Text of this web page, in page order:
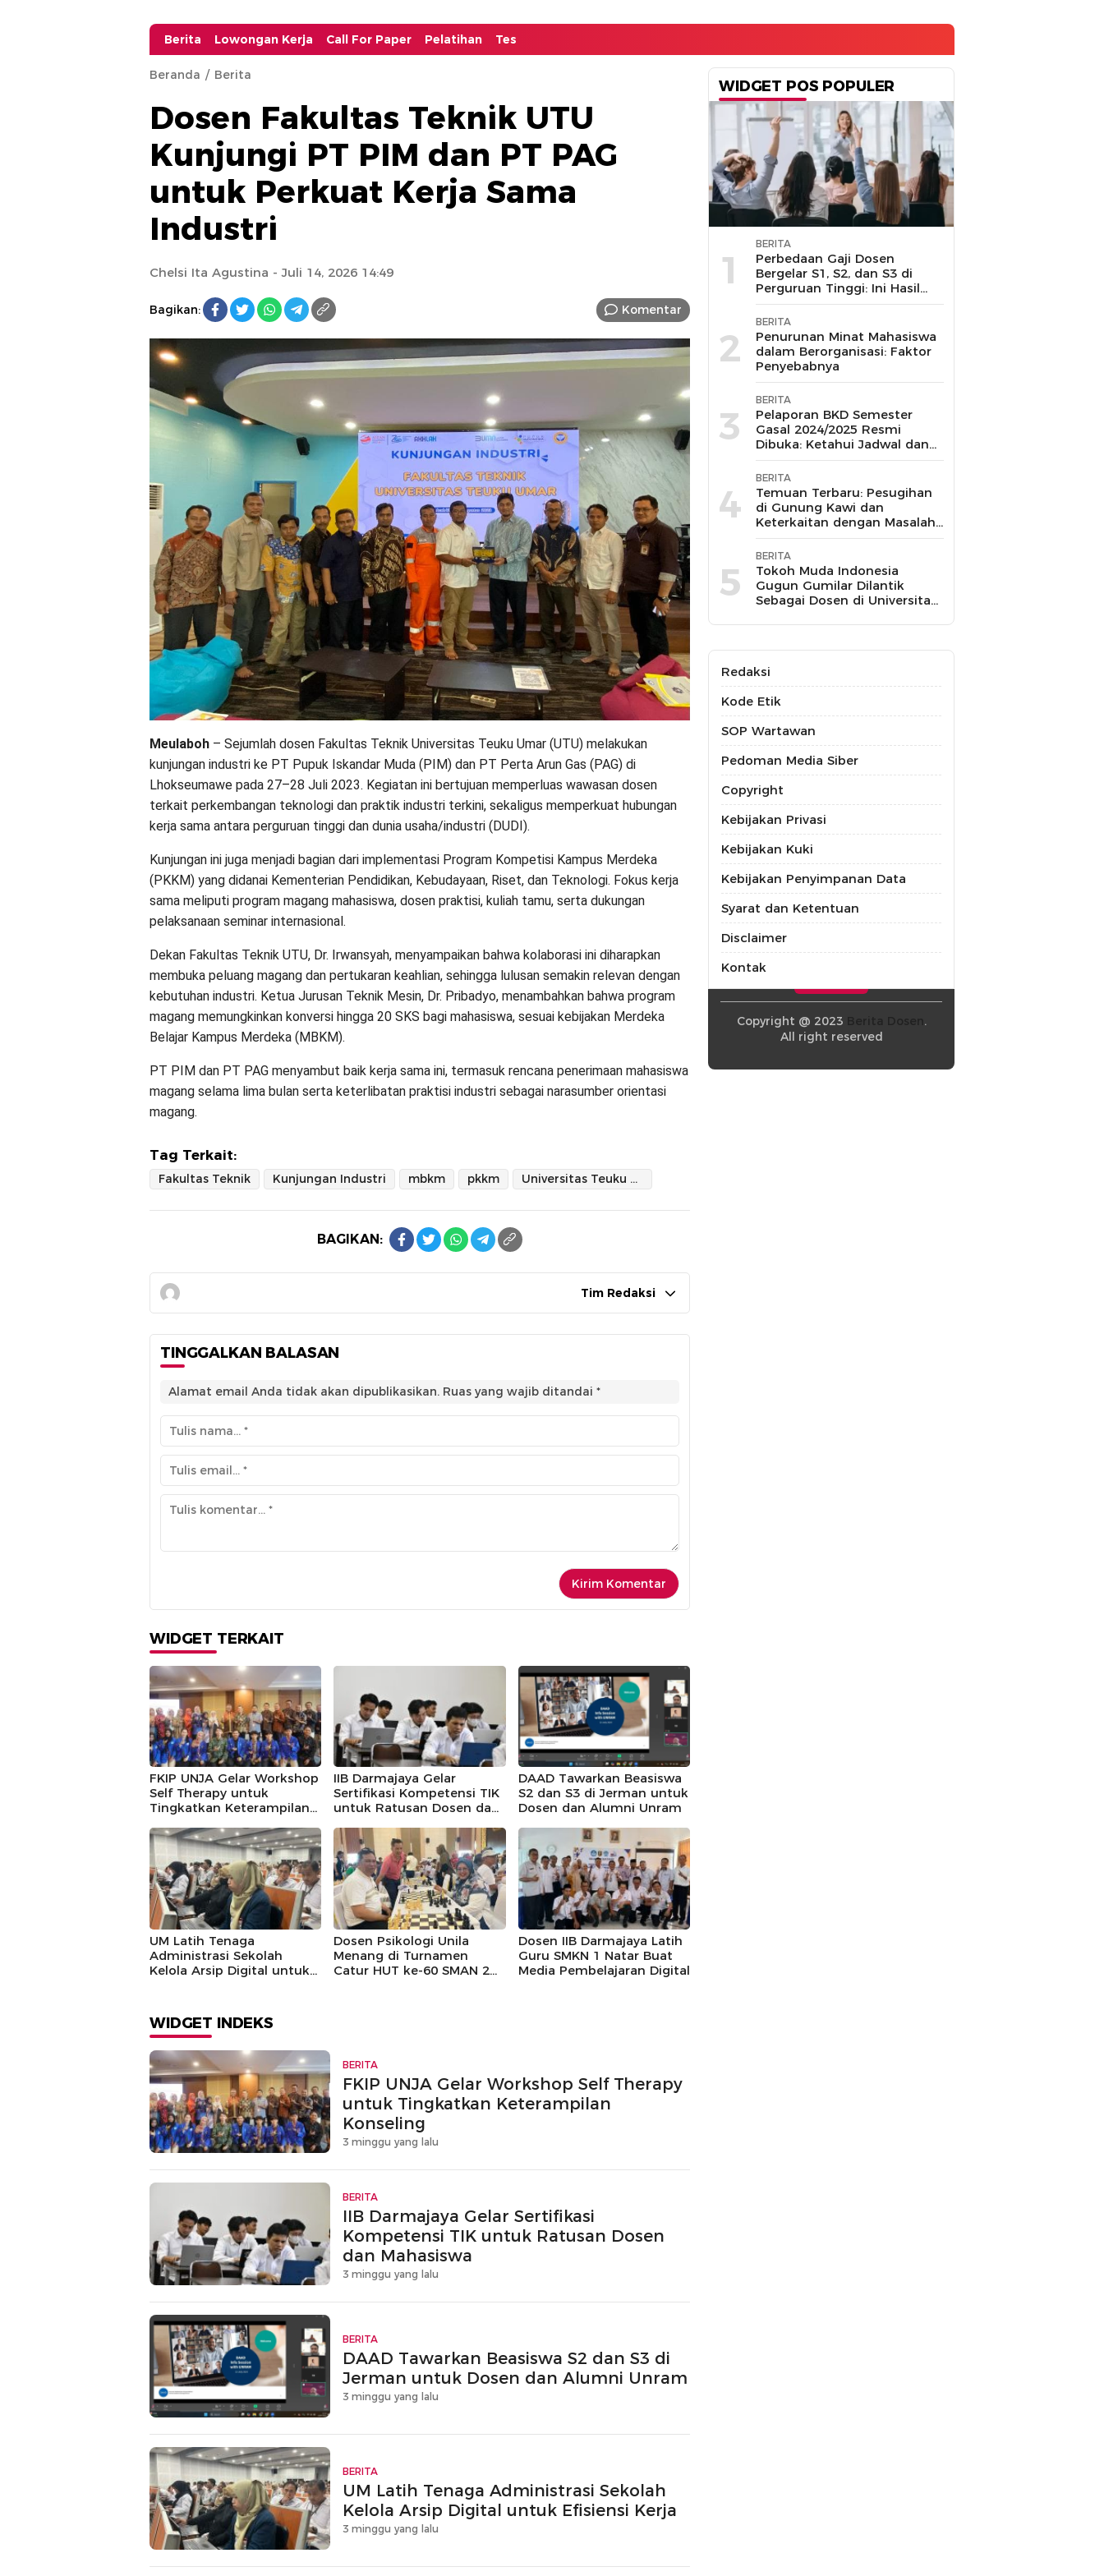
Berita Lowongan Kerja Call For Paper Pelatihan Tes
Beranda Berita
Dosen Fakultas Teknik UTU
Kunjungi PT PIM dan PT PAG
untuk Perkuat Kerja Sama
Industri
Chelsi Ita Agustina - Juli 14, 2026 14:49
Bagikan: Komentar
Meulaboh – Sejumlah dosen Fakultas Teknik Universitas Teuku Umar (UTU) melakukan
kunjungan industri ke PT Pupuk Iskandar Muda (PIM) dan PT Perta Arun Gas (PAG) di
Lhokseumawe pada 27–28 Juli 2023. Kegiatan ini bertujuan memperluas wawasan dosen
terkait perkembangan teknologi dan praktik industri terkini, sekaligus memperkuat hubungan
kerja sama antara perguruan tinggi dan dunia usaha/industri (DUDI).
Kunjungan ini juga menjadi bagian dari implementasi Program Kompetisi Kampus Merdeka
(PKKM) yang didanai Kementerian Pendidikan, Kebudayaan, Riset, dan Teknologi. Fokus kerja
sama meliputi program magang mahasiswa, dosen praktisi, kuliah tamu, serta dukungan
pelaksanaan seminar internasional.
Dekan Fakultas Teknik UTU, Dr. Irwansyah, menyampaikan bahwa kolaborasi ini diharapkan
membuka peluang magang dan pertukaran keahlian, sehingga lulusan semakin relevan dengan
kebutuhan industri. Ketua Jurusan Teknik Mesin, Dr. Pribadyo, menambahkan bahwa program
magang memungkinkan konversi hingga 20 SKS bagi mahasiswa, sesuai kebijakan Merdeka
Belajar Kampus Merdeka (MBKM).
PT PIM dan PT PAG menyambut baik kerja sama ini, termasuk rencana penerimaan mahasiswa
magang selama lima bulan serta keterlibatan praktisi industri sebagai narasumber orientasi
magang.
Tag Terkait:
Fakultas Teknik Kunjungan Industri mbkm pkkm Universitas Teuku Umar
BAGIKAN:
Tim Redaksi
TINGGALKAN BALASAN
Alamat email Anda tidak akan dipublikasikan. Ruas yang wajib ditandai *
WIDGET TERKAIT
FKIP UNJA Gelar Workshop
Self Therapy untuk
Tingkatkan Keterampilan
IIB Darmajaya Gelar
Sertifikasi Kompetensi TIK
untuk Ratusan Dosen dan
DAAD Tawarkan Beasiswa
S2 dan S3 di Jerman untuk
Dosen dan Alumni Unram
UM Latih Tenaga
Administrasi Sekolah
Kelola Arsip Digital untuk
Dosen Psikologi Unila
Menang di Turnamen
Catur HUT ke-60 SMAN 2
Dosen IIB Darmajaya Latih
Guru SMKN 1 Natar Buat
Media Pembelajaran Digital
WIDGET INDEKS
BERITA
FKIP UNJA Gelar Workshop Self Therapy
untuk Tingkatkan Keterampilan
Konseling
3 minggu yang lalu
BERITA
IIB Darmajaya Gelar Sertifikasi
Kompetensi TIK untuk Ratusan Dosen
dan Mahasiswa
3 minggu yang lalu
BERITA
DAAD Tawarkan Beasiswa S2 dan S3 di
Jerman untuk Dosen dan Alumni Unram
3 minggu yang lalu
BERITA
UM Latih Tenaga Administrasi Sekolah
Kelola Arsip Digital untuk Efisiensi Kerja
3 minggu yang lalu
WIDGET POS POPULER
1
BERITA
Perbedaan Gaji Dosen
Bergelar S1, S2, dan S3 di
Perguruan Tinggi: Ini Hasil
Penelusuran
2
BERITA
Penurunan Minat Mahasiswa
dalam Berorganisasi: Faktor
Penyebabnya
3
BERITA
Pelaporan BKD Semester
Gasal 2024/2025 Resmi
Dibuka: Ketahui Jadwal dan
Prosesnya
4
BERITA
Temuan Terbaru: Pesugihan
di Gunung Kawi dan
Keterkaitan dengan Masalah
Kesehatan Mental
5
BERITA
Tokoh Muda Indonesia
Gugun Gumilar Dilantik
Sebagai Dosen di Universitas
Berbagai Mata Kuliah
Redaksi
Kode Etik
SOP Wartawan
Pedoman Media Siber
Copyright
Kebijakan Privasi
Kebijakan Kuki
Kebijakan Penyimpanan Data
Syarat dan Ketentuan
Disclaimer
Kontak
Copyright @ 2023
.
All right reserved